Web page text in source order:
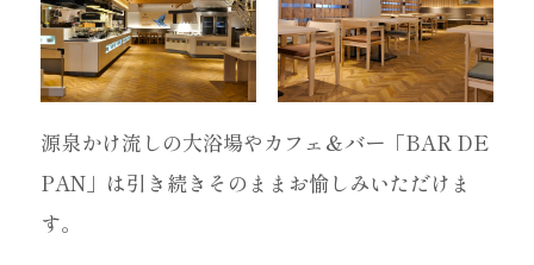
源泉かけ流しの大浴場やカフェ＆バー「BAR DE
PAN」は引き続きそのままお愉しみいただけま
す。